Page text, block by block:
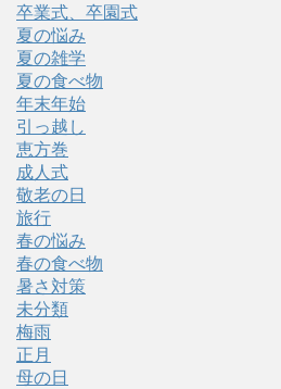
卒業式、卒園式
夏の悩み
夏の雑学
夏の食べ物
年末年始
引っ越し
恵方巻
成人式
敬老の日
旅行
春の悩み
春の食べ物
暑さ対策
未分類
梅雨
正月
母の日